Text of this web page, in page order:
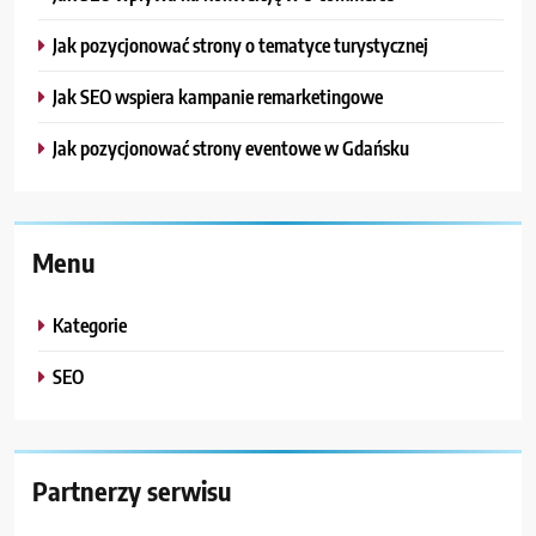
Jak pozycjonować strony o tematyce turystycznej
Jak SEO wspiera kampanie remarketingowe
Jak pozycjonować strony eventowe w Gdańsku
Menu
Kategorie
SEO
Partnerzy serwisu